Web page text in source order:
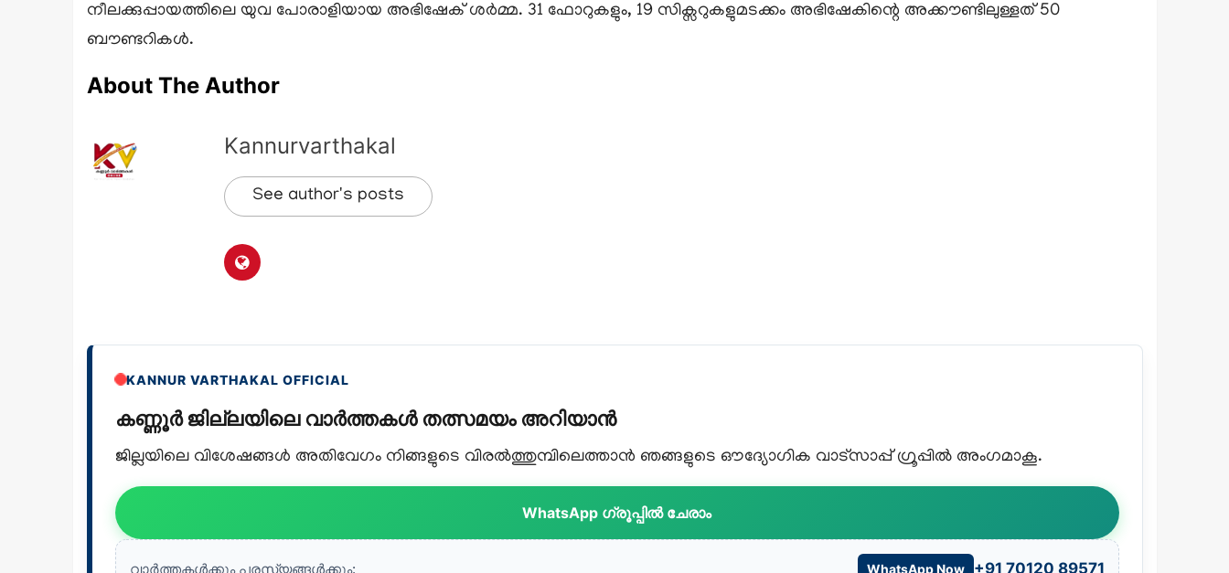
നീലക്കുപ്പായത്തിലെ യുവ പോരാളിയായ അഭിഷേക് ശർമ്മ. 31 ഫോറുകളും, 19 സിക്സറുകളുമടക്കം അഭിഷേകിന്റെ അക്കൗണ്ടിലുള്ളത് 50
ബൗണ്ടറികൾ.
About The Author
Kannurvarthakal
See author's posts
KANNUR VARTHAKAL OFFICIAL
കണ്ണൂർ ജില്ലയിലെ വാർത്തകൾ തത്സമയം അറിയാൻ
ജില്ലയിലെ വിശേഷങ്ങൾ അതിവേഗം നിങ്ങളുടെ വിരൽത്തുമ്പിലെത്താൻ ഞങ്ങളുടെ ഔദ്യോഗിക വാട്സാപ്പ് ഗ്രൂപ്പിൽ അംഗമാകൂ.
WhatsApp ഗ്രൂപ്പിൽ ചേരാം
വാർത്തകൾക്കും പരസ്യങ്ങൾക്കും: WhatsApp Now +91 70120 89571